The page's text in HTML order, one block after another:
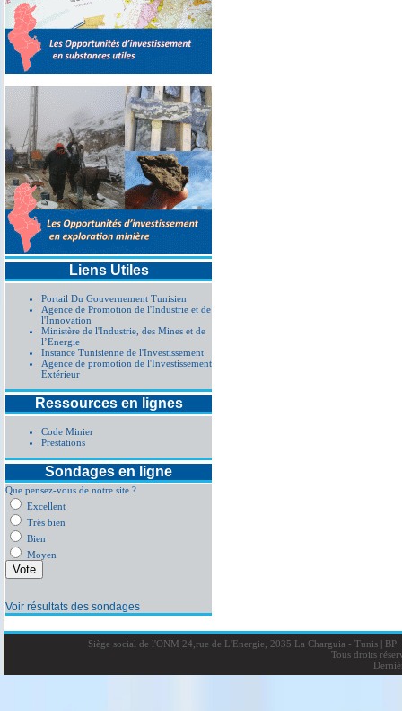
Liens Utiles
Portail Du Gouvernement Tunisien
Agence de Promotion de l'Industrie et de
l'Innovation
Ministère de l'Industrie, des Mines et de
l’Energie
Instance Tunisienne de l'Investissement
Agence de promotion de l'Investissement
Extérieur
Ressources en lignes
Code Minier
Prestations
Sondages en ligne
Que pensez-vous de notre site ?
Excellent
Très bien
Bien
Moyen
Voir résultats des sondages
Siège social de l'ONM 24,rue de L'Energie, 2035 La Charguia - Tunis |BP:
Tous droits